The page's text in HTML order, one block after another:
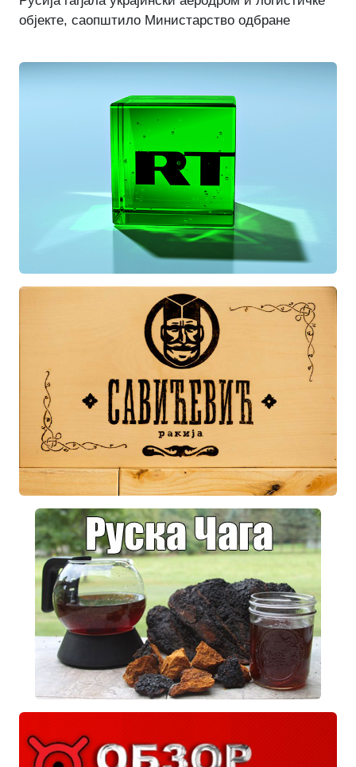
објекте, саопштило Министарство одбране